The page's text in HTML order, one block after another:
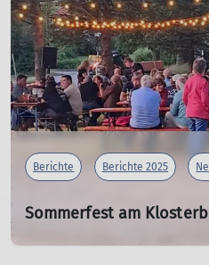
Zeiten in der Veranlagung
an und lässt ihn zuweilen
erbringen. So liegt es wohl
Menschen aus dem
Jahrhunderten auf die Gipfel
Ebenso liegt es wohl in der
verankert, sich Denkmäler zu
Berichte Berichte 2025
Sommerfest am
27.06.2025